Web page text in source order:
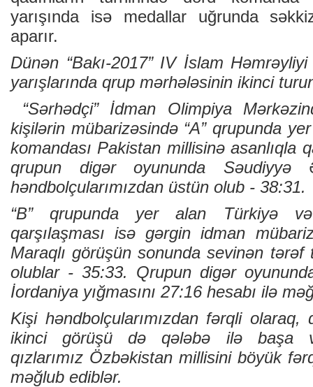
yarışında isə medallar uğrunda
aparır.
Dünən “Bakı-2017” IV İslam Həmrəyliyi
yarışlarında qrup mərhələsinin ikinci
“Sərhədçi” İdman Olimpiya
kişilərin mübarizəsində “A” qrupunda
komandası Pakistan millisinə asanlıqla
qrupun digər oyununda Səudiyyə
həndbolçularımızdan üstün olub - 38:31.
“B” qrupunda yer alan Türkiyə və
qarşılaşması isə gərgin idman
Maraqlı görüşün sonunda sevinən tərəf
olublar - 35:33. Qrupun digər
İordaniya yığmasını 27:16 hesabı ilə
Kişi həndbolçularımızdan fərqli olaraq,
ikinci görüşü də qələbə ilə başa
qızlarımız Özbəkistan millisini böyük
məğlub ediblər.